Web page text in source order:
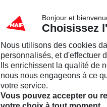
Bonjour et
Choisissez
Nous utilisons des cookies
personnalisés, et d'effectuer
Ils enrichissent la qualité de
nous nous engageons à ce
votre service.
Vous pouvez accepter ou